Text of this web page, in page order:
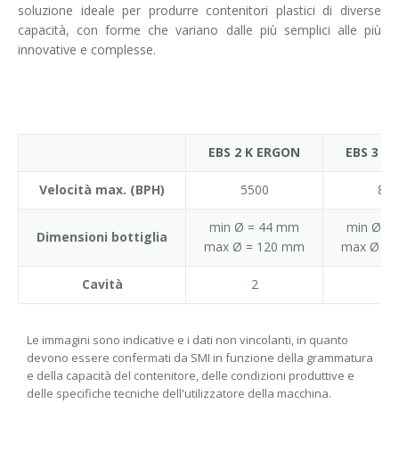
soluzione ideale per produrre contenitori plastici di diverse
capacità, con forme che variano dalle più semplici alle più
innovative e complesse.
EBS 2 K ERGON EBS 3 K
Velocità max. (BPH) 5500
Dimensioni bottiglia
min Ø = 44 mm
max Ø = 120 mm
min Ø =
max Ø =
Cavità 2
Le immagini sono indicative e i dati non vincolanti, in quanto
devono essere confermati da SMI in funzione della grammatura
e della capacità del contenitore, delle condizioni produttive e
delle specifiche tecniche dell'utilizzatore della macchina.